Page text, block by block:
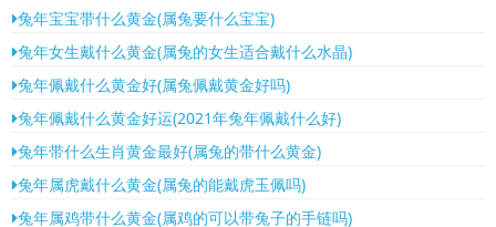
兔年宝宝带什么黄金(属兔要什么宝宝)
兔年女生戴什么黄金(属兔的女生适合戴什么水晶)
兔年佩戴什么黄金好(属兔佩戴黄金好吗)
兔年佩戴什么黄金好运(2021年兔年佩戴什么好)
兔年带什么生肖黄金最好(属兔的带什么黄金)
兔年属虎戴什么黄金(属兔的能戴虎玉佩吗)
兔年属鸡带什么黄金(属鸡的可以带兔子的手链吗)